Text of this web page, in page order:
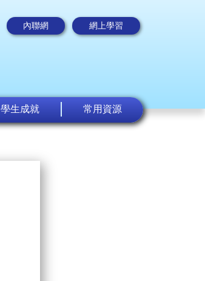
內聯網 網上學習
學生成就 常用資源